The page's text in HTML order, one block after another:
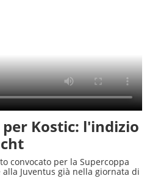
Kostic: l'indizio
convocato per la Supercoppa
Juventus già nella giornata di